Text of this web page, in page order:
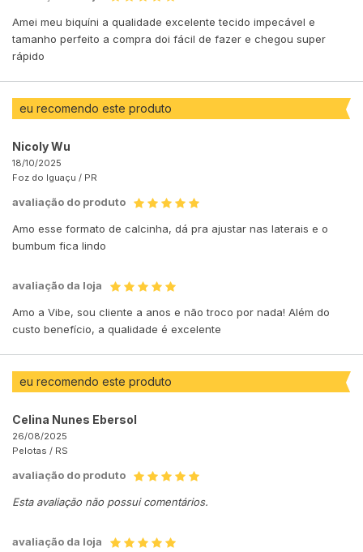
Amei meu biquíni a qualidade excelente tecido impecável e
tamanho perfeito a compra doi fácil de fazer e chegou super
rápido
eu recomendo este produto
Nicoly Wu
18/10/2025
Foz do Iguaçu / PR
avaliação do produto
Amo esse formato de calcinha, dá pra ajustar nas laterais e o
bumbum fica lindo
avaliação da loja
Amo a Vibe, sou cliente a anos e não troco por nada! Além do
custo benefício, a qualidade é excelente
eu recomendo este produto
Celina Nunes Ebersol
26/08/2025
Pelotas / RS
avaliação do produto
Esta avaliação não possui comentários.
avaliação da loja